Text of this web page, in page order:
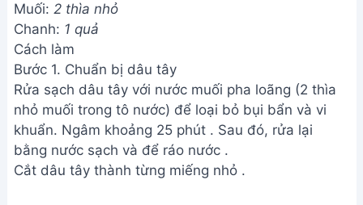
Muối: 2 thìa nhỏ
Chanh: 1 quả
Cách làm
Bước 1. Chuẩn bị dâu tây
Rửa sạch dâu tây với nước muối pha loãng (2 thìa
nhỏ muối trong tô nước) để loại bỏ bụi bẩn và vi
khuẩn. Ngâm khoảng 25 phút . Sau đó, rửa lại
bằng nước sạch và để ráo nước .
Cắt dâu tây thành từng miếng nhỏ .